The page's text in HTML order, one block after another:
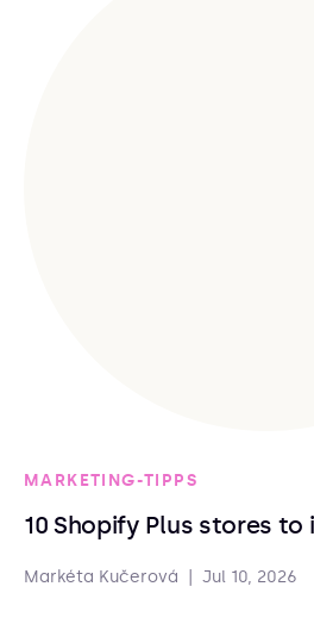
MARKETING-TIPPS
10 Shopify Plus stores to
Markéta Kučerová Jul 10, 2026